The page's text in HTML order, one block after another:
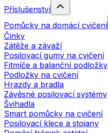
Příslušenství
Pomůcky na domácí cvičení
Činky
Zátěže a závaží
Posilovací gumy na cvičení
Fitmíče a balanční podložky
Podložky na cvičení
Hrazdy a bradla
Závěsné posilovací systémy
Švihadla
Smart pomůcky na cvičení
Posilovací klece a stojany